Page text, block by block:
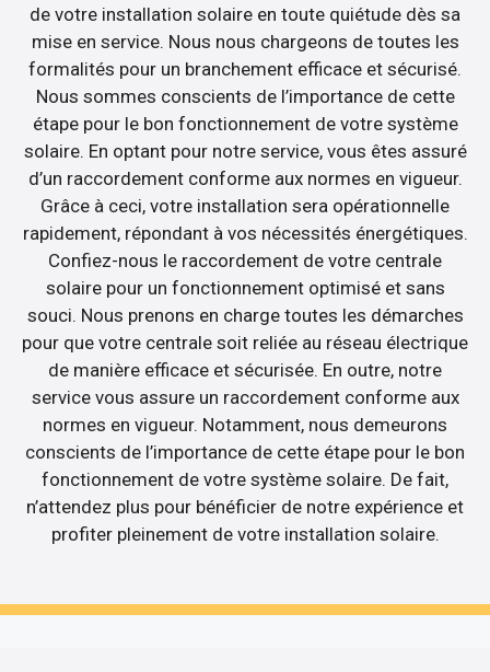
de votre installation solaire en toute quiétude dès sa
mise en service. Nous nous chargeons de toutes les
formalités pour un branchement efficace et sécurisé.
Nous sommes conscients de l’importance de cette
étape pour le bon fonctionnement de votre système
solaire. En optant pour notre service, vous êtes assuré
d’un raccordement conforme aux normes en vigueur.
Grâce à ceci, votre installation sera opérationnelle
rapidement, répondant à vos nécessités énergétiques.
Confiez-nous le raccordement de votre centrale
solaire pour un fonctionnement optimisé et sans
souci. Nous prenons en charge toutes les démarches
pour que votre centrale soit reliée au réseau électrique
de manière efficace et sécurisée. En outre, notre
service vous assure un raccordement conforme aux
normes en vigueur. Notamment, nous demeurons
conscients de l’importance de cette étape pour le bon
fonctionnement de votre système solaire. De fait,
n’attendez plus pour bénéficier de notre expérience et
profiter pleinement de votre installation solaire.